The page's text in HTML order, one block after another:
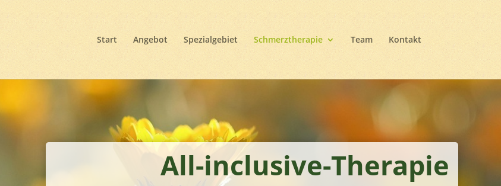
Start Angebot Spezialgebiet Schmerztherapie Team Kontakt
All-inclusive-Therapie